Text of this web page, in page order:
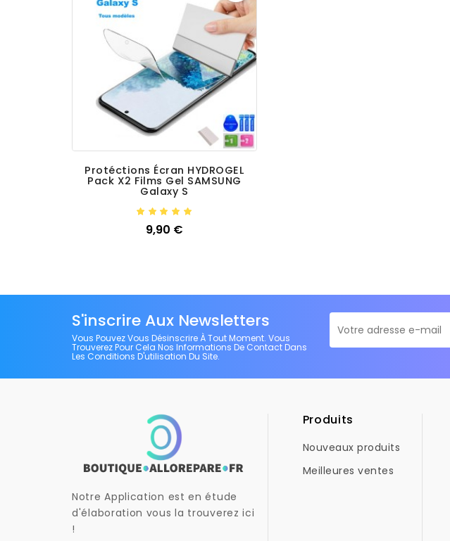
Protéctions Écran HYDROGEL
Pack X2 Films Gel SAMSUNG
Galaxy S
9,90 €Prix
Ajouter
S'inscrire Aux Newsletters
Vous Pouvez Vous Désinscrire À Tout Moment. Vous
Trouverez Pour Cela Nos Informations De Contact Dans
Les Conditions D'utilisation Du Site.
Notre Application est en étude
d'élaboration vous la trouverez ici
!
Produits
Nouveaux produits
Meilleures ventes